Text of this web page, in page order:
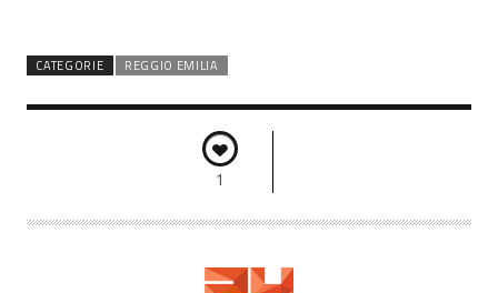
CATEGORIE REGGIO EMILIA
1